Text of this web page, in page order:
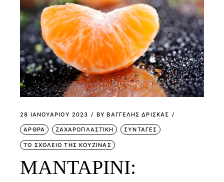
28 ΙΑΝΟΥΑΡΊΟΥ 2023 BY ΒΑΓΓΕΛΗΣ ΔΡΙΣΚΑΣ
ΑΡΘΡΑ ΖΑΧΑΡΟΠΛΑΣΤΙΚΗ ΣΥΝΤΑΓΕΣ
ΤΟ ΣΧΟΛΕΙΟ ΤΗΣ ΚΟΥΖΙΝΑΣ
ΜΑΝΤΑΡΙΝΙ: